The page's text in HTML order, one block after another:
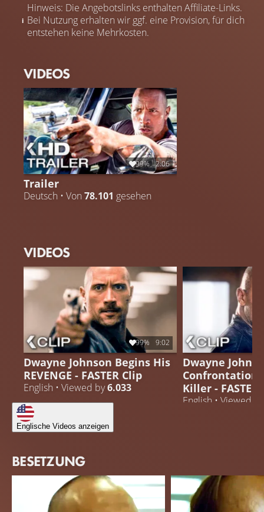
Hinweis: Die Angebotslinks enthalten Affiliate-Links.
Bei Nutzung erhalten wir ggf. eine Provision, für dich
entstehen keine Mehrkosten.
VIDEOS
99% 2:06
Trailer
Deutsch • Von 78.101 gesehen
VIDEOS
99% 9:02
Dwayne Johnson Begins His
REVENGE - FASTER Clip
English • Viewed by6.033
Dwayne
Confrontation
Killer - FASTER
English • Viewed
Englische Videos anzeigen
BESETZUNG